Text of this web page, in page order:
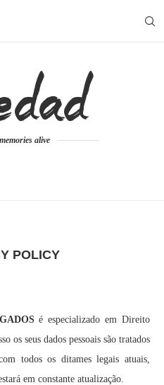
alive
POLICY
é especializado em Direito
os seus dados pessoais são tratados
todos os ditames legais atuais,
em constante atualização.